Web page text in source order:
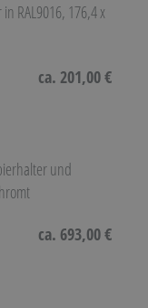
RAL9016, 176,4 x
ca. 201,00 €
und
ca. 693,00 €